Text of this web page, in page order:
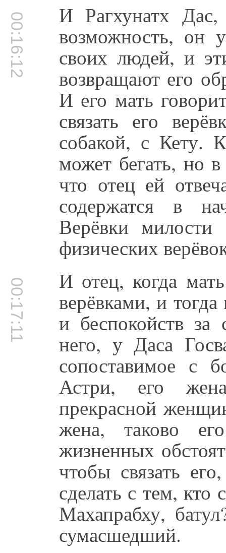
00:16:12 И Рагхунатх
возможность, он
своих людей, и
возвращают его
И его мать
связать его
собакой, с Кету.
может бегать, но
что отец ей
содержатся в
Верёвки милости
физических
00:17:11 И отец, когда
верёвками, и
и беспокойств
него, у Даса
сопоставимое с
Астри, его
прекрасной
жена, таково
жизненных
чтобы связать
сделать с тем,
Махапрабху,
сумасшедший.